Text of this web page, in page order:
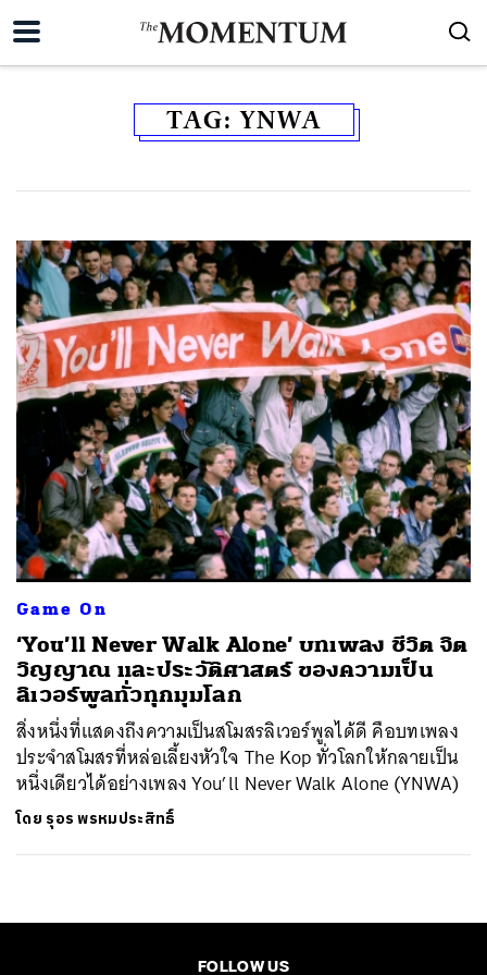
TAG:YNWA
Game On
‘You’ll Never Walk Alone’ บทเพลง ชีวิต จิต
วิญญาณ และประวัติศาสตร์ ของความเป็น
ลิเวอร์พูลทั่วทุกมุมโลก
สิ่งหนึ่งที่แสดงถึงความเป็นสโมสรลิเวอร์พูลได้ดี คือบทเพลง
ประจำสโมสรที่หล่อเลี้ยงหัวใจ The Kop ทั่วโลกให้กลายเป็น
หนึ่งเดียวได้อย่างเพลง You’ll Never Walk Alone (YNWA)
โดย รุอร พรหมประสิทธิ์
FOLLOW US
ค้นหา
SHARE TWEET LINE EMAIL